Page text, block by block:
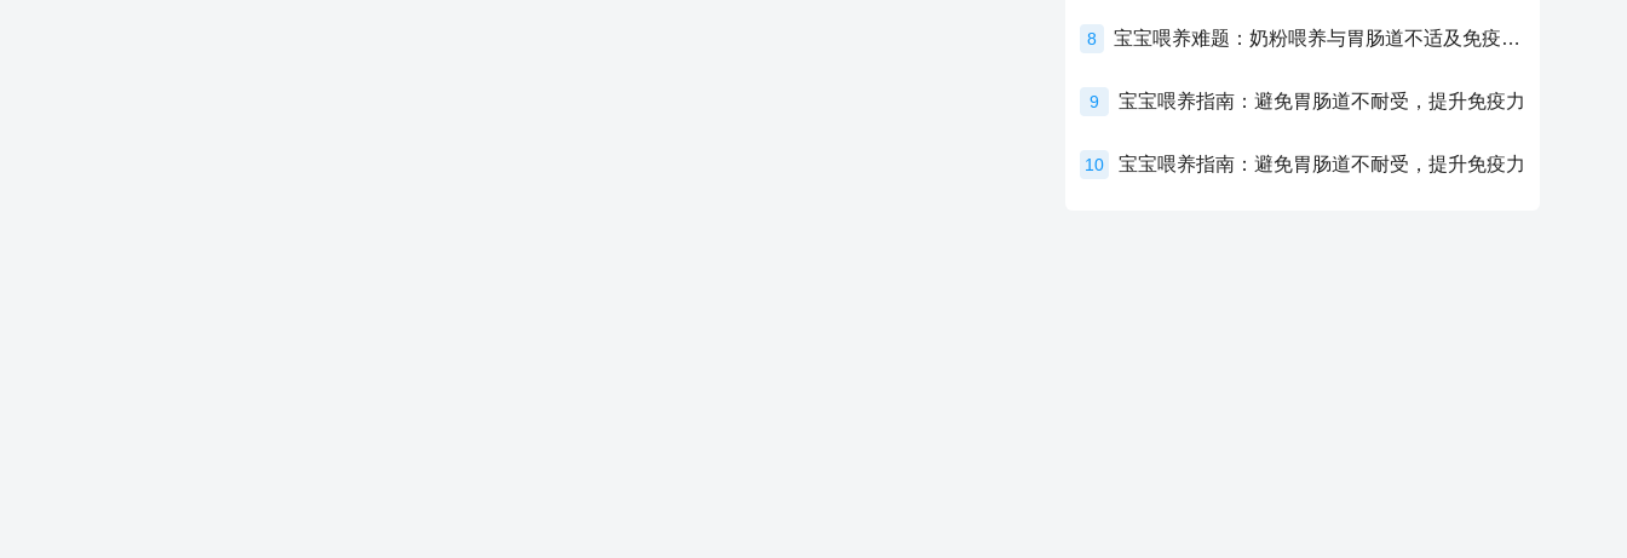
8 宝宝喂养难题：奶粉喂养与胃肠道不适及免疫力提升的奥秘
9 宝宝喂养指南：避免胃肠道不耐受，提升免疫力
10 宝宝喂养指南：避免胃肠道不耐受，提升免疫力